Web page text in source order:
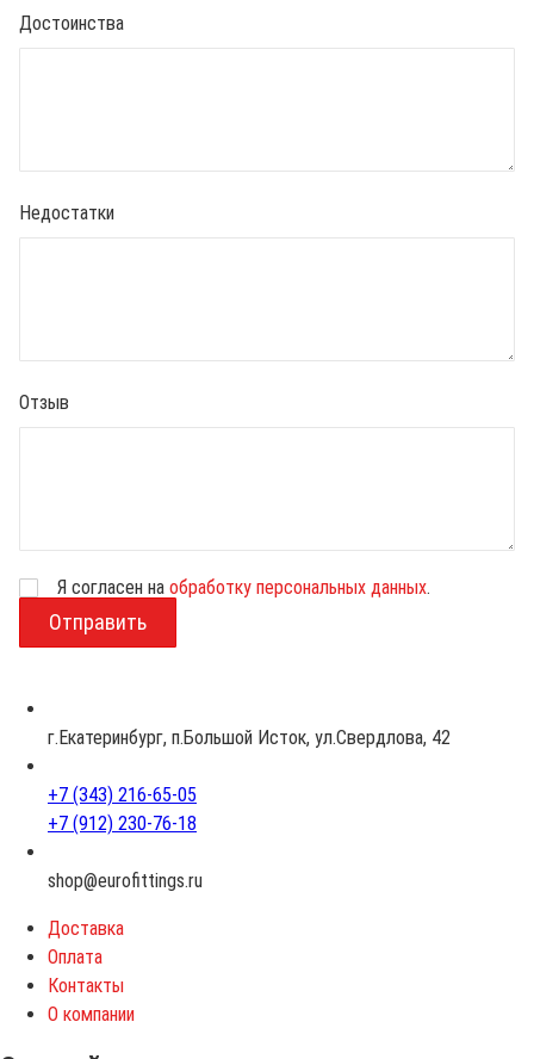
Достоинства
Недостатки
Отзыв
з
Я согласен на обработку персональных данных.
г.Екатеринбург, п.Большой Исток, ул.Свердлова, 42
+7 (343) 216-65-05
+7 (912) 230-76-18
shop@eurofittings.ru
Доставка
Оплата
Контакты
О компании